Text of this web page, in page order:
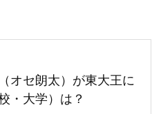
オセ朗太）が東大王に
・大学）は？